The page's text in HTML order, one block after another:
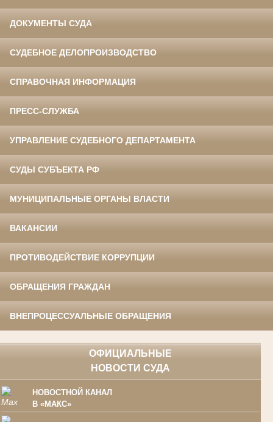
ДОКУМЕНТЫ СУДА
СУДЕБНОЕ ДЕЛОПРОИЗВОДСТВО
СПРАВОЧНАЯ ИНФОРМАЦИЯ
ПРЕСС-СЛУЖБА
УПРАВЛЕНИЕ СУДЕБНОГО ДЕПАРТАМЕНТА
СУДЫ СУБЪЕКТА РФ
МУНИЦИПАЛЬНЫЕ ОРГАНЫ ВЛАСТИ
ВАКАНСИИ
ПРОТИВОДЕЙСТВИЕ КОРРУПЦИИ
ОБРАЩЕНИЯ ГРАЖДАН
ВНЕПРОЦЕССУАЛЬНЫЕ ОБРАЩЕНИЯ
ОФИЦИАЛЬНЫЕ
НОВОСТИ СУДА
НОВОСТНОЙ КАНАЛ
В «МАКС»